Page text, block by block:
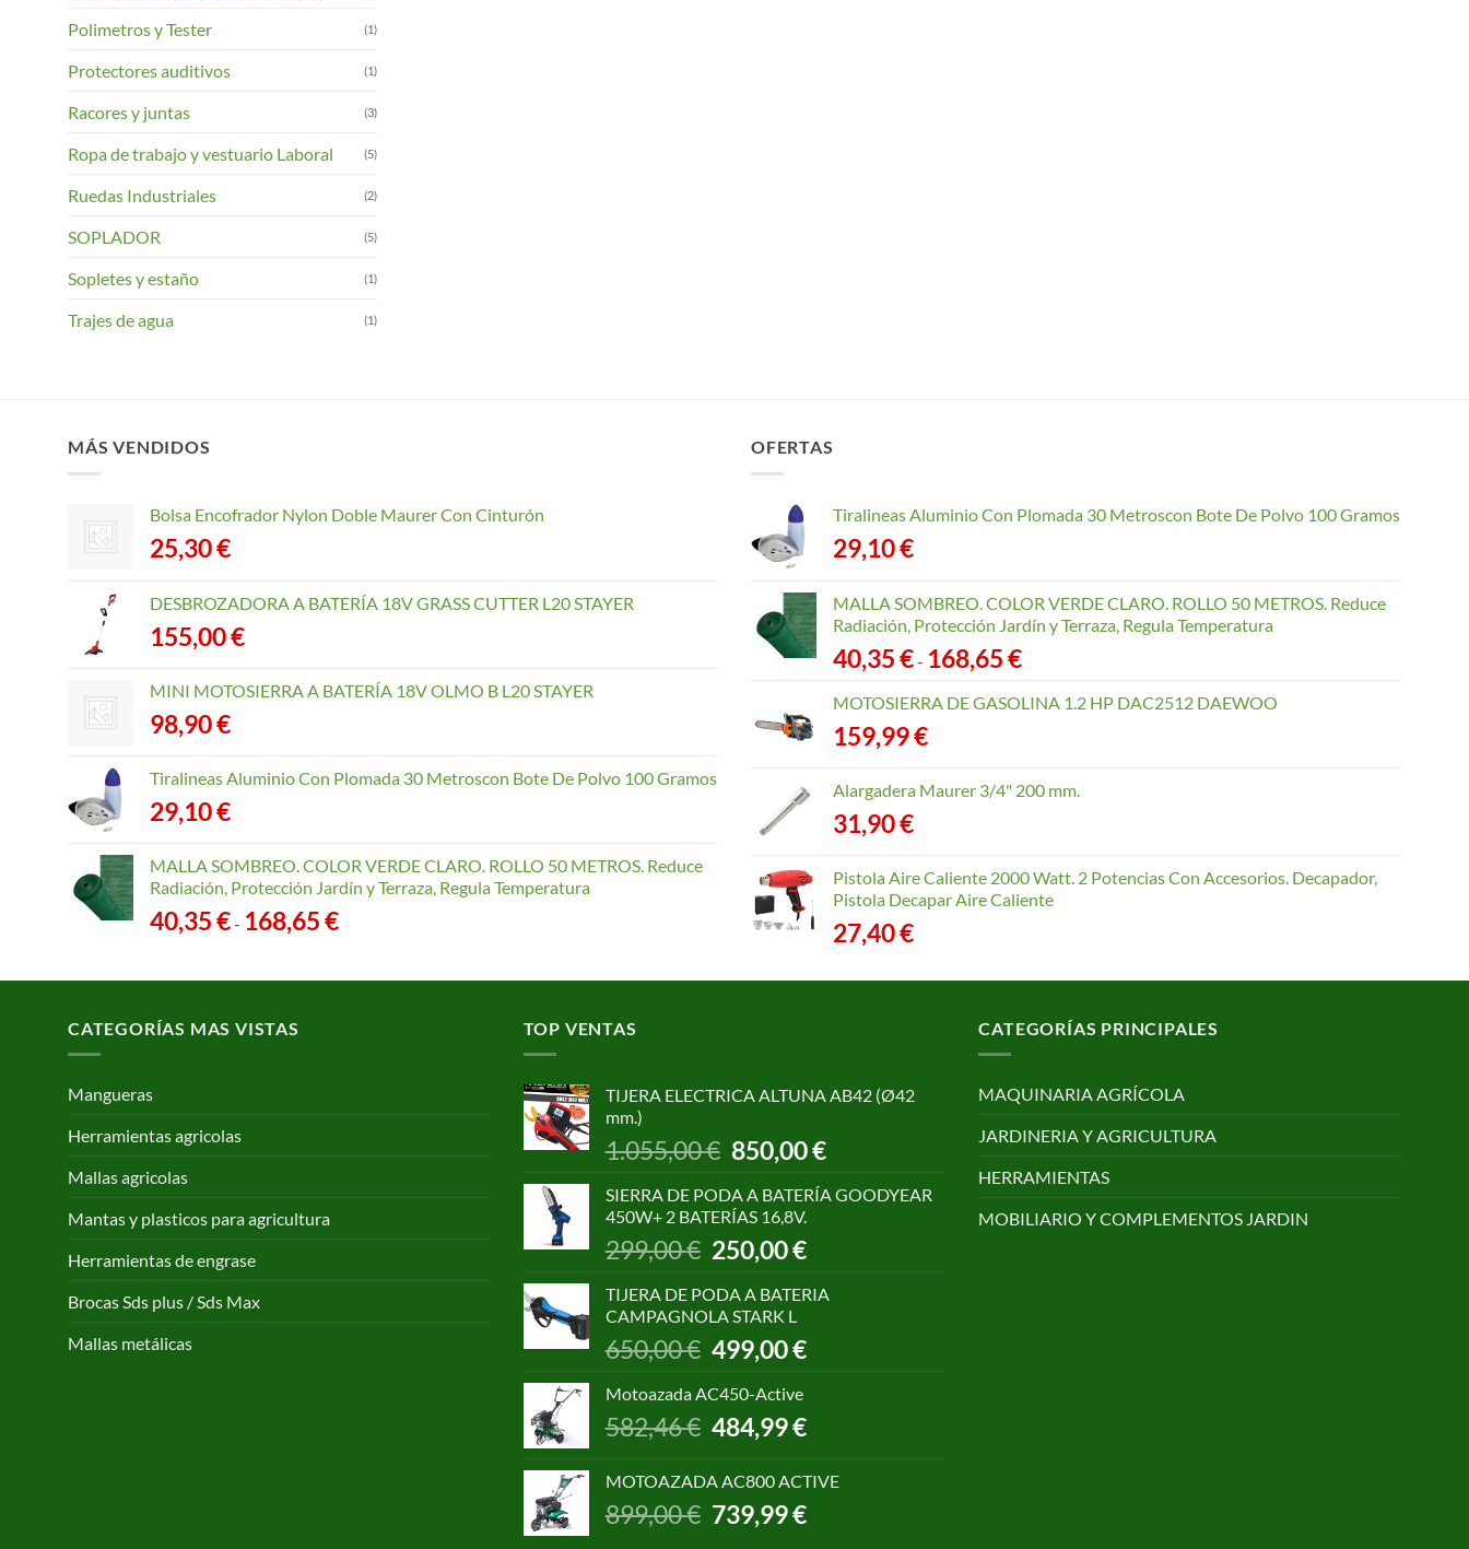
Polimetros y Tester (1)
Protectores auditivos (1)
Racores y juntas (3)
Ropa de trabajo y vestuario Laboral (5)
Ruedas Industriales (2)
SOPLADOR (5)
Sopletes y estaño (1)
Trajes de agua (1)
MÁS VENDIDOS
Bolsa Encofrador Nylon Doble Maurer Con Cinturón
25,30€
DESBROZADORA A BATERÍA 18V GRASS CUTTER L20 STAYER
155,00€
MINI MOTOSIERRA A BATERÍA 18V OLMO B L20 STAYER
98,90€
Tiralineas Aluminio Con Plomada 30 Metroscon Bote De Polvo 100 Gramos
29,10€
MALLA SOMBREO. COLOR VERDE CLARO. ROLLO 50 METROS. Reduce
Radiación, Protección Jardín y Terraza, Regula Temperatura
40,35€- 168,65€Rango
desde
OFERTAS
Tiralineas Aluminio Con Plomada 30 Metroscon Bote De Polvo 100 Gramos
29,10€
MALLA SOMBREO. COLOR VERDE CLARO. ROLLO 50 METROS. Reduce
Radiación, Protección Jardín y Terraza, Regula Temperatura
40,35€- 168,65€Rango
precios:
168,65 €
MOTOSIERRA DE GASOLINA 1.2 HP DAC2512 DAEWOO
159,99€
Alargadera Maurer 3/4" 200 mm.
31,90€
Pistola Aire Caliente 2000 Watt. 2 Potencias Con Accesorios. Decapador,
Pistola Decapar Aire Caliente
27,40€
CATEGORÍAS MAS VISTAS
Mangueras
Herramientas agricolas
Mallas agricolas
Mantas y plasticos para agricultura
Herramientas de engrase
Brocas Sds plus / Sds Max
Mallas metálicas
TOP VENTAS
TIJERA ELECTRICA ALTUNA AB42 (Ø42
mm.)
1.055,00€ El
precio
original
era:
1.055,00 €.
850,00€El
actual
SIERRA DE PODA A BATERÍA GOODYEAR
450W+ 2 BATERÍAS 16,8V.
299,00€ El
precio
original
era:
299,00 €.
250,00€El
actual
250,00 €.
TIJERA DE PODA A BATERIA
CAMPAGNOLA STARK L
650,00€
El
precio
original
650,00 €.
499,00€El
499,00 €.
Motoazada AC450-Active
582,46€
El
precio
era:
582,46 €.
484,99€El
es:
484,99 €.
MOTOAZADA AC800 ACTIVE
899,00€ El
precio
739,99€El
CATEGORÍAS PRINCIPALES
MAQUINARIA AGRÍCOLA
JARDINERIA Y AGRICULTURA
HERRAMIENTAS
MOBILIARIO Y COMPLEMENTOS JARDIN